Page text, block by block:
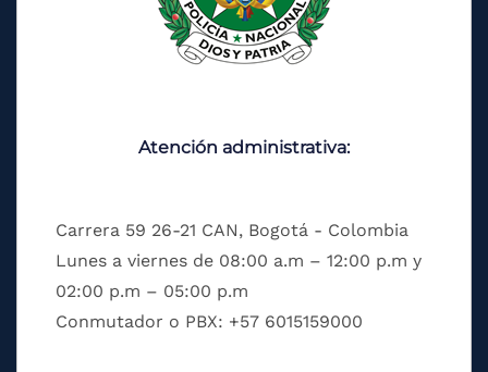
Atención administrativa:
Carrera 59 26-21 CAN, Bogotá - Colombia
Lunes a viernes de 08:00 a.m – 12:00 p.m y
02:00 p.m – 05:00 p.m
Conmutador o PBX: +57 6015159000